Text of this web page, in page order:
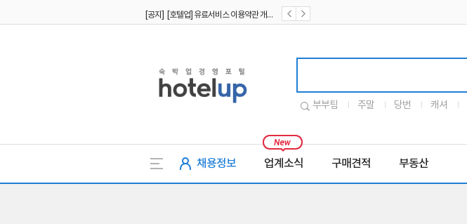
부부팀 주말 당번 캐셔
채용정보 업계소식 구매견적 부동산